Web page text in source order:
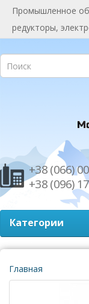
Промышленное
редукторы,
+38 (066)
+38 (096)
Категории
Главная